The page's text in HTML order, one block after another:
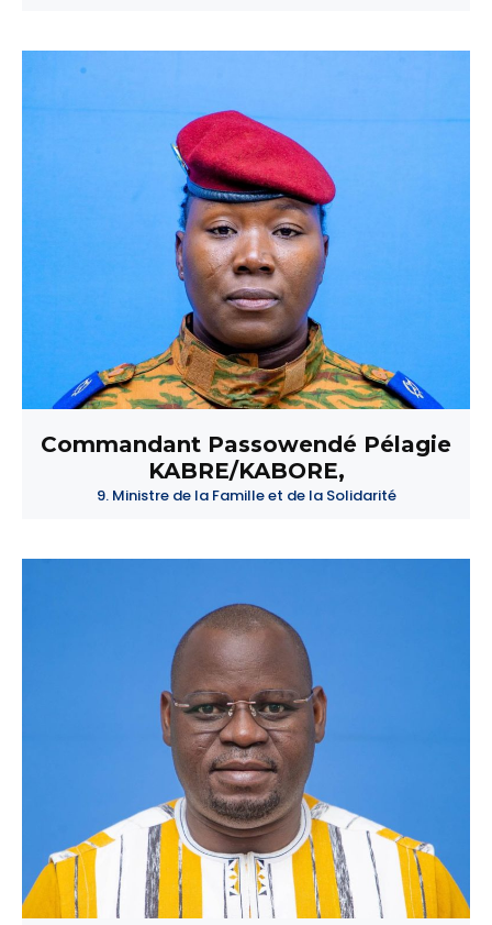
Commandant Passowendé Pélagie
KABRE/KABORE,
9. Ministre de la Famille et de la Solidarité